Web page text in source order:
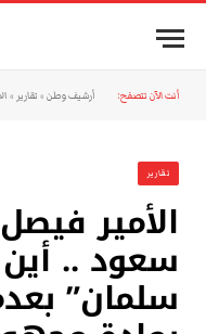
أنت الآن تتصفح: أرشيف وطن » تقارير »
تقارير
الأمير
سعود .. أين
سلمان”